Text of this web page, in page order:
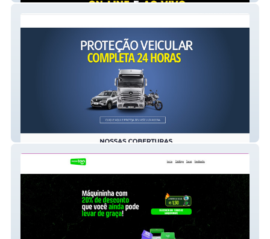
Proteção Veicular